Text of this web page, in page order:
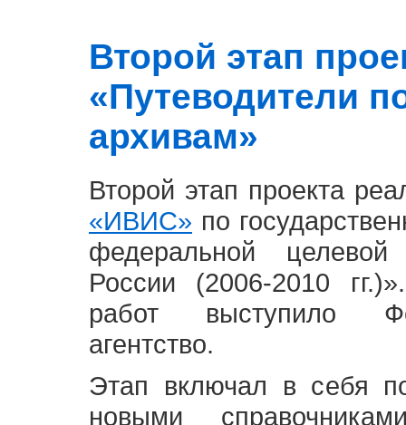
Второй этап
«Путеводители
архивам»
Второй этап проекта
«ИВИС» по
федеральной
России (2006-2010
работ выступило
агентство.
Этап включал в себя
новыми